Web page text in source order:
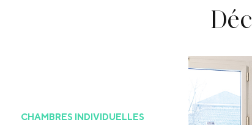
CHAMBRES INDIVIDUELLES